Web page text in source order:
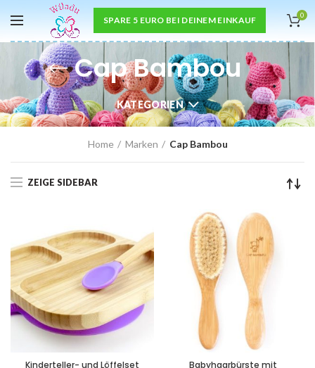
SPARE 5 EURO BEI DEINEM EINKAUF 0
Cap Bambou
KATEGORIEN
Home Marken Cap Bambou
ZEIGE SIDEBAR
Kinderteller- und Löffelset
Babyhaarbürste mit